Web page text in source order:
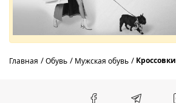
Главная Обувь Мужская обувь Кроссовки